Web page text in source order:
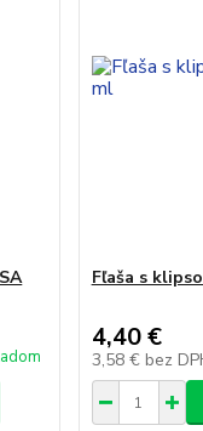
Fľaša s
4,40 €
3,58 € bez